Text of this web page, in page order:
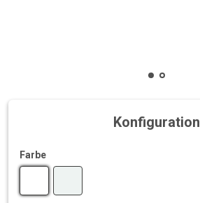
Konfiguration
Farbe